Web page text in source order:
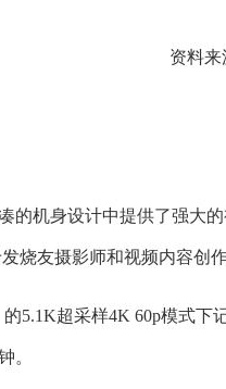
资料来
的机身设计中提供了强大
烧友摄影师和视频内容创
的5.1K超采样4K 60p模式
。